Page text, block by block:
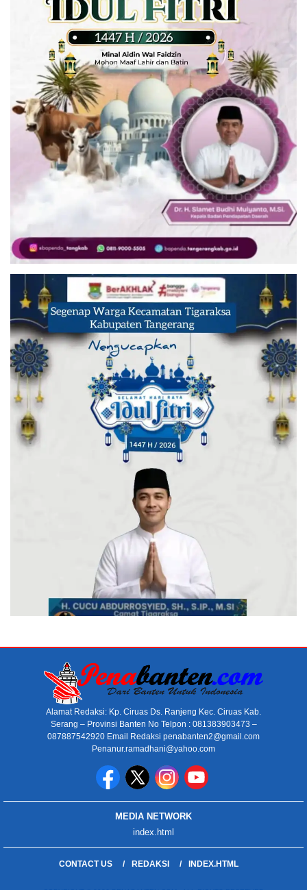
Alamat Redaksi: Kp. Ciruas Ds. Ranjeng Kec. Ciruas Kab.
Serang – Provinsi Banten No Telpon : 081383903473 –
087887542920 Email Redaksi penabanten2@gmail.com
Penanur.ramadhani@yahoo.com
MEDIA NETWORK
index.html
CONTACT US REDAKSI INDEX.HTML